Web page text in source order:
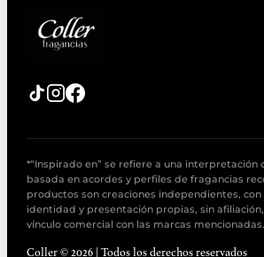
*“Inspirado en” se refiere a una interpretación
basada en acordes y perfiles de fragancias
productos son creaciones independientes,
identidad y presentación propias, sin
vínculo comercial con las marcas mencionadas.
Coller © 2026 | Todos los derechos reservados